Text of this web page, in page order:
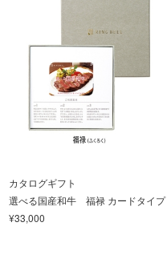
カタログギフト
選べる国産和牛 福禄 カードタイプ
¥33,000